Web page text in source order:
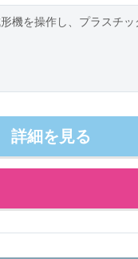
機を操作し、プラスチッ
詳細を見る